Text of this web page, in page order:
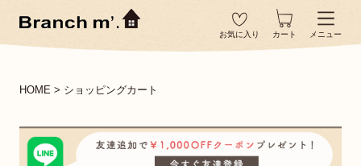
お気に入り カート メニュー
HOME ショッピングカート